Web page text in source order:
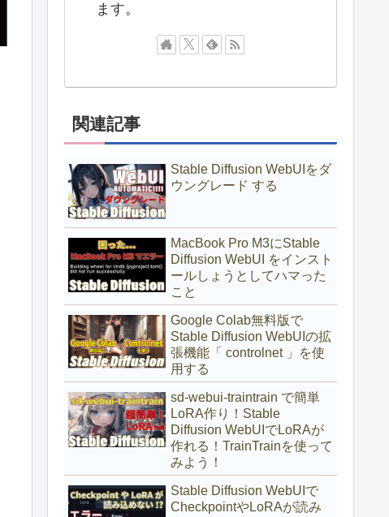
ます。
関連記事
Stable Diffusion WebUIをダ
ウングレード する
MacBook Pro M3にStable
Diffusion WebUI をインスト
ールしょうとしてハマった
こと
Google Colab無料版で
Stable Diffusion WebUIの拡
張機能「 controlnet 」を使
用する
sd-webui-traintrain で簡単
LoRA作り！Stable
Diffusion WebUIでLoRAが
作れる！TrainTrainを使って
みよう！
Stable Diffusion WebUIで
CheckpointやLoRAが読み